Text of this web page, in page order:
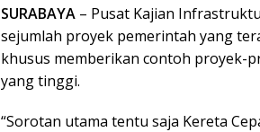
SURABAYA – Pusat Kajian
sejumlah proyek pemerintah yang
khusus memberikan contoh proyek-
yang tinggi.
“Sorotan utama tentu saja Kereta